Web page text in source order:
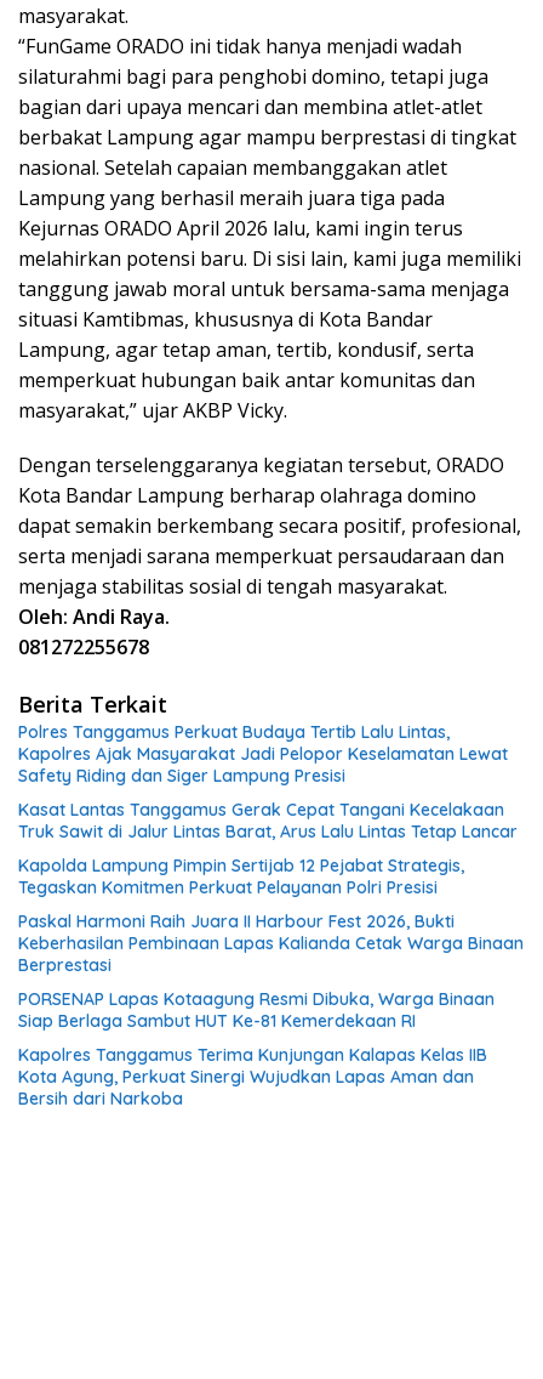
masyarakat.
“FunGame ORADO ini tidak hanya menjadi wadah
silaturahmi bagi para penghobi domino, tetapi juga
bagian dari upaya mencari dan membina atlet-atlet
berbakat Lampung agar mampu berprestasi di tingkat
nasional. Setelah capaian membanggakan atlet
Lampung yang berhasil meraih juara tiga pada
Kejurnas ORADO April 2026 lalu, kami ingin terus
melahirkan potensi baru. Di sisi lain, kami juga memiliki
tanggung jawab moral untuk bersama-sama menjaga
situasi Kamtibmas, khususnya di Kota Bandar
Lampung, agar tetap aman, tertib, kondusif, serta
memperkuat hubungan baik antar komunitas dan
masyarakat,” ujar AKBP Vicky.
Dengan terselenggaranya kegiatan tersebut, ORADO
Kota Bandar Lampung berharap olahraga domino
dapat semakin berkembang secara positif, profesional,
serta menjadi sarana memperkuat persaudaraan dan
menjaga stabilitas sosial di tengah masyarakat.
Oleh: Andi Raya.
081272255678
Berita Terkait
Polres Tanggamus Perkuat Budaya Tertib Lalu Lintas,
Kapolres Ajak Masyarakat Jadi Pelopor Keselamatan Lewat
Safety Riding dan Siger Lampung Presisi
Kasat Lantas Tanggamus Gerak Cepat Tangani Kecelakaan
Truk Sawit di Jalur Lintas Barat, Arus Lalu Lintas Tetap Lancar
Kapolda Lampung Pimpin Sertijab 12 Pejabat Strategis,
Tegaskan Komitmen Perkuat Pelayanan Polri Presisi
Paskal Harmoni Raih Juara II Harbour Fest 2026, Bukti
Keberhasilan Pembinaan Lapas Kalianda Cetak Warga Binaan
Berprestasi
PORSENAP Lapas Kotaagung Resmi Dibuka, Warga Binaan
Siap Berlaga Sambut HUT Ke-81 Kemerdekaan RI
Kapolres Tanggamus Terima Kunjungan Kalapas Kelas IIB
Kota Agung, Perkuat Sinergi Wujudkan Lapas Aman dan
Bersih dari Narkoba